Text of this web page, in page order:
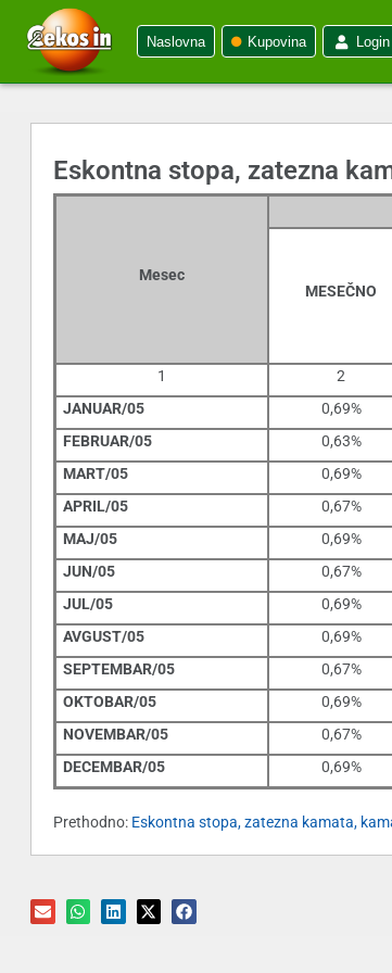
Naslovna Kupovina
Eskontna stopa, zatezna
Mesec
MESEČNO
1
2
JANUAR/05
0,69%
FEBRUAR/05
0,63%
MART/05
0,69%
APRIL/05
0,67%
MAJ/05
0,69%
JUN/05
0,67%
JUL/05
0,69%
AVGUST/05
0,69%
SEPTEMBAR/05
0,67%
OKTOBAR/05
0,69%
NOVEMBAR/05
0,67%
DECEMBAR/05
0,69%
Prethodno: Eskontna stopa, zatezna kamata,